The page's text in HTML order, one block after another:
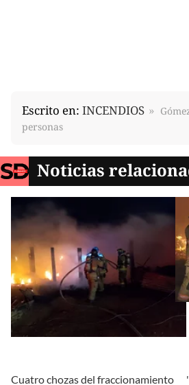
Escrito en: INCENDIOS
personas
Noticias
Cuatro chozas del fraccionamiento